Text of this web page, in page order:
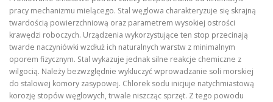
pracy mechanizmu mielącego. Stal węglowa charakteryzuje się skrajną
twardością powierzchniową oraz parametrem wysokiej ostrości
krawędzi roboczych. Urządzenia wykorzystujące ten stop przecinają
twarde naczyniówki wzdłuż ich naturalnych warstw z minimalnym
oporem fizycznym. Stal wykazuje jednak silne reakcje chemiczne z
wilgocią. Należy bezwzględnie wykluczyć wprowadzanie soli morskiej
do stalowej komory zasypowej. Chlorek sodu inicjuje natychmiastową
korozję stopów węglowych, trwale niszcząc sprzęt. Z tego powodu